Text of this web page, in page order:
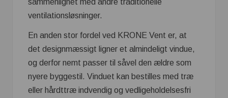
sammenlignet med andre traditionelle
ventilationsløsninger.
En anden stor fordel ved KRONE Vent er, at
det designmæssigt ligner et almindeligt vindue,
og derfor nemt passer til såvel den ældre som
nyere byggestil. Vinduet kan bestilles med træ
eller hårdttræ indvendig og vedligeholdelsesfri